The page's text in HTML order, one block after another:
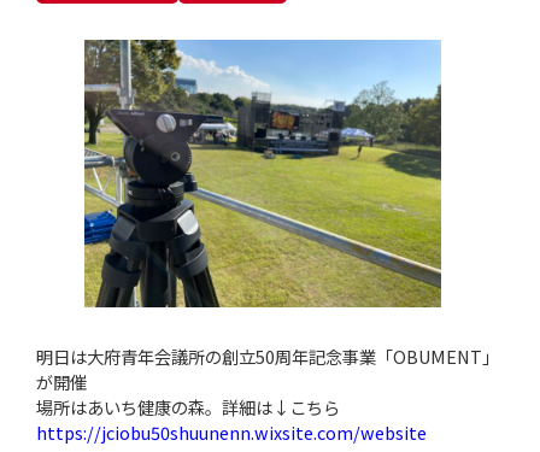
明日は大府青年会議所の創立50周年記念事業「OBUMENT」
が開催
場所はあいち健康の森。詳細は↓こちら
https://jciobu50shuunenn.wixsite.com/website